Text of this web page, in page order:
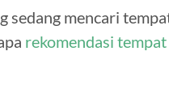
sedang mencari
rekomendasi